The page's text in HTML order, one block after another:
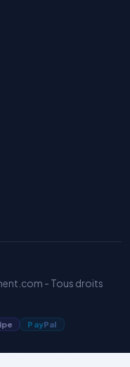
- Tous droits
PayPal
IA SEO &